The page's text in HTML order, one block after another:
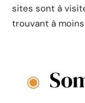
sites sont à
trouvant à